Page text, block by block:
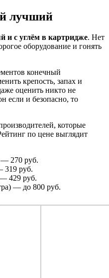
лучший
и с углём в картридже. Нет
оборудование и гонять
конечный
крепость, запах и
оценить никто не
если и безопасно, то
которые
по цене выглядит
270 руб.
319 руб.
429 руб.
— до 800 руб.